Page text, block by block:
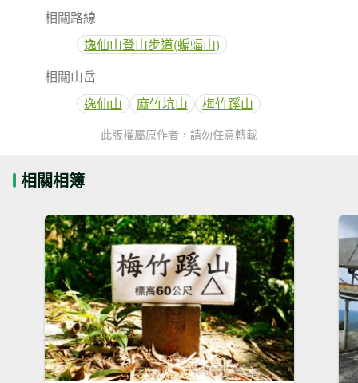
相關路線
逸仙山登山步道(蝙蝠山)
相關山岳
逸仙山
麻竹坑山 梅竹蹊山
此版權屬原作者，請勿任意轉載
相關相簿